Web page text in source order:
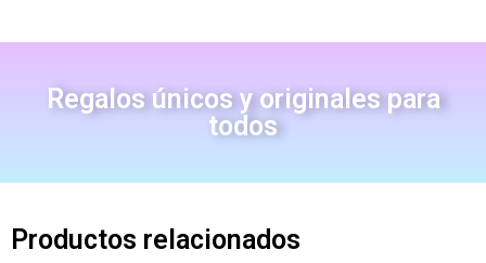
Regalos únicos y originales para
todos
Productos relacionados